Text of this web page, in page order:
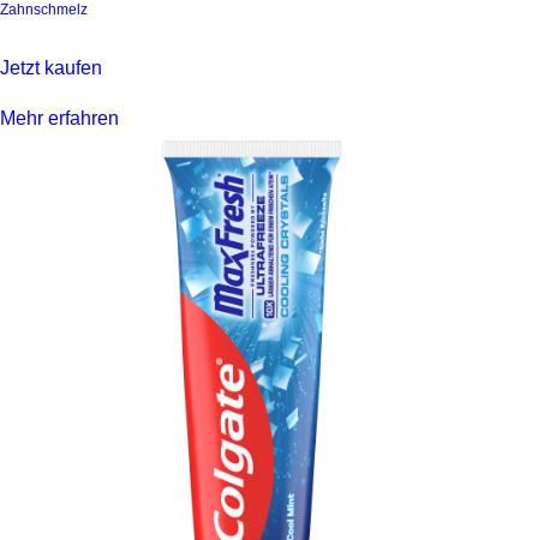
Zahnschmelz
Jetzt kaufen
Mehr erfahren